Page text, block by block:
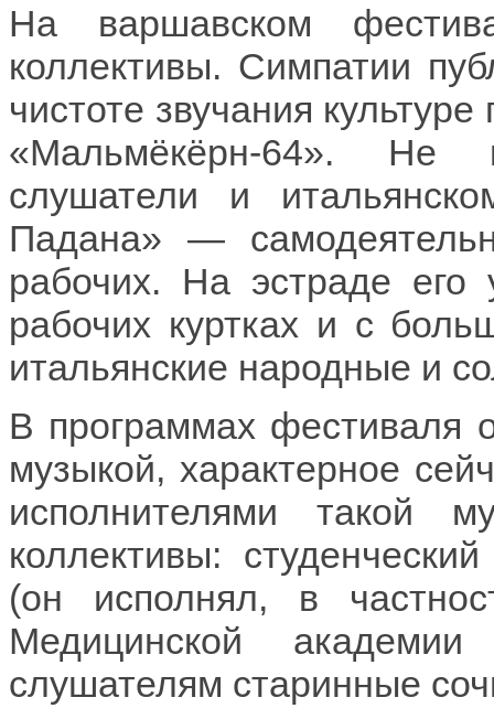
На варшавском
коллективы. Симпатии
чистоте звучания
«Мальмёкёрн-64». Не
слушатели и
Падана» —
рабочих. На эстраде его
рабочих куртках и с
итальянские народные и
В программах фестиваля
музыкой, характерное
исполнителями такой
коллективы:
(он исполнял, в
Медицинской
слушателям старинные